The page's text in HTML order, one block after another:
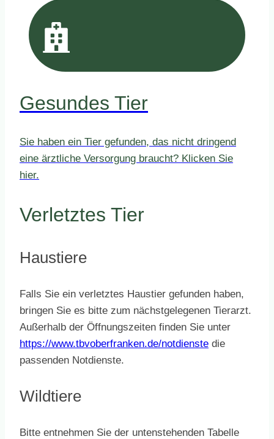
Gesundes Tier
Sie haben ein Tier gefunden, das nicht dringend
eine ärztliche Versorgung braucht? Klicken Sie
hier.
Verletztes Tier
Haustiere
Falls Sie ein verletztes Haustier gefunden haben,
bringen Sie es bitte zum nächstgelegenen Tierarzt.
Außerhalb der Öffnungszeiten finden Sie unter
https://www.tbvoberfranken.de/notdienste die
passenden Notdienste.
Wildtiere
Bitte entnehmen Sie der untenstehenden Tabelle